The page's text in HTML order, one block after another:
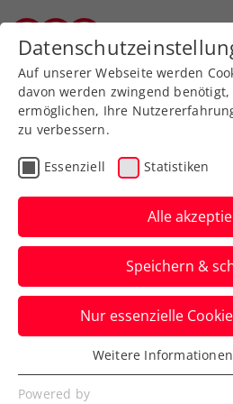
Turniere
Erste Bank
Hauptbewerb
Montag mit
Schwärzler
Am spark7 Next Gen
Stadt Wien kommt es
Turnier in Wien zum
Auf unserer Webseite werden
davon werden zwingend
ermöglichen, Ihre
zu verbessern.
Essenziell Statistiken
Alle
Speichern &
Nur essenzielle
Essenziell
Essenzielle Cookies werden für
Weitere
Powered by